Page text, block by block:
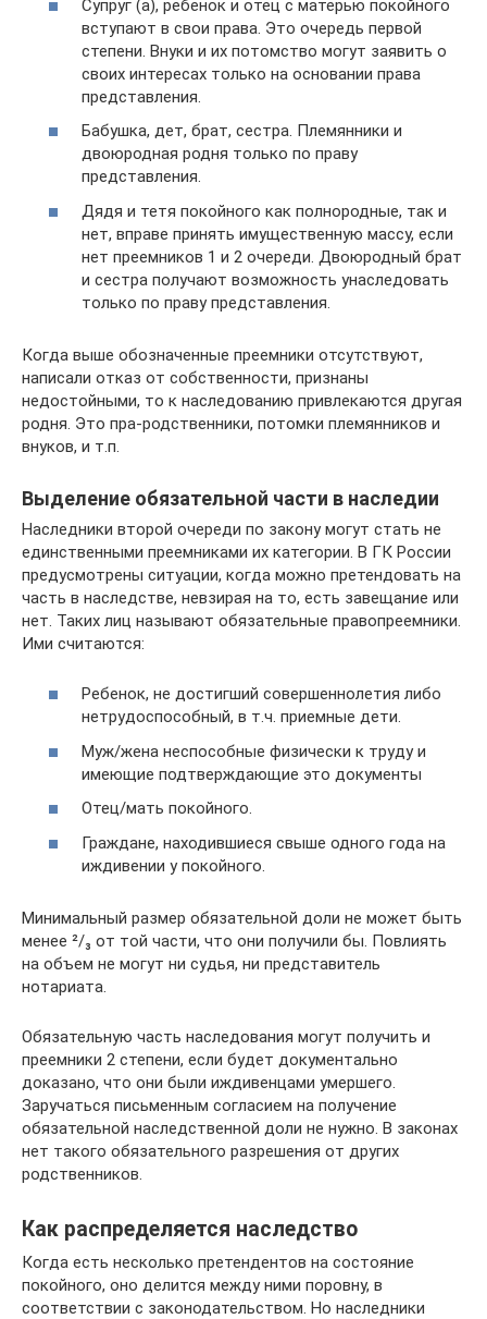
Супруг (а), ребенок и отец с матерью покойного
вступают в свои права. Это очередь первой
степени. Внуки и их потомство могут заявить о
своих интересах только на основании права
представления.
Бабушка, дет, брат, сестра. Племянники и
двоюродная родня только по праву
представления.
Дядя и тетя покойного как полнородные, так и
нет, вправе принять имущественную массу, если
нет преемников 1 и 2 очереди. Двоюродный брат
и сестра получают возможность унаследовать
только по праву представления.
Когда выше обозначенные преемники отсутствуют,
написали отказ от собственности, признаны
недостойными, то к наследованию привлекаются другая
родня. Это пра-родственники, потомки племянников и
внуков, и т.п.
Выделение обязательной части в наследии
Наследники второй очереди по закону могут стать не
единственными преемниками их категории. В ГК России
предусмотрены ситуации, когда можно претендовать на
часть в наследстве, невзирая на то, есть завещание или
нет. Таких лиц называют обязательные правопреемники.
Ими считаются:
Ребенок, не достигший совершеннолетия либо
нетрудоспособный, в т.ч. приемные дети.
Муж/жена неспособные физически к труду и
имеющие подтверждающие это документы
Отец/мать покойного.
Граждане, находившиеся свыше одного года на
иждивении у покойного.
Минимальный размер обязательной доли не может быть
менее ²/₃ от той части, что они получили бы. Повлиять
на объем не могут ни судья, ни представитель
нотариата.
Обязательную часть наследования могут получить и
преемники 2 степени, если будет документально
доказано, что они были иждивенцами умершего.
Заручаться письменным согласием на получение
обязательной наследственной доли не нужно. В законах
нет такого обязательного разрешения от других
родственников.
Как распределяется наследство
Когда есть несколько претендентов на состояние
покойного, оно делится между ними поровну, в
соответствии с законодательством. Но наследники